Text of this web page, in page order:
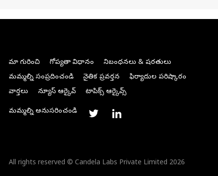
మా గురించి గోప్యతా విధానం
నిబంధనలు & షరతులు
మమ్మల్ని సంప్రదించండి
నైతిక ప్రవర్తన
ఫిర్యాదుల పరిష్కారం
వార్తలు
న్యూస్ ఆర్కైవ్ టాపిక్స్ ఆర్కైవ్స్
మమ్మల్ని అనుసరించండి
All rights reserved © Candela Labs Private Limited 2026